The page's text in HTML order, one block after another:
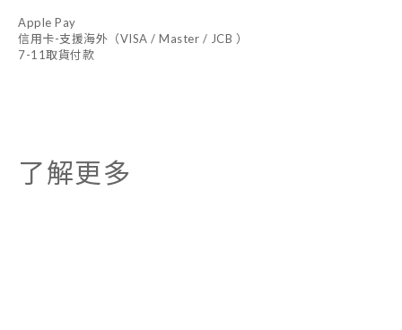
Apple Pay
信用卡-支援海外（VISA / Master / JCB ）
7-11取貨付款
了解更多